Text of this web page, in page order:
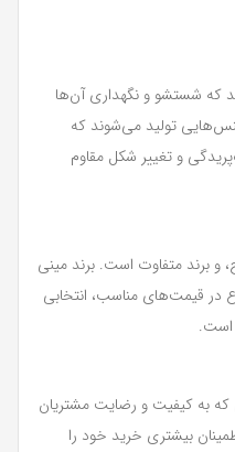
که شستشو و نگهداری آن‌ها
تولید می‌شوند که
و تغییر شکل مقاوم
برند متفاوت است. برند مینی
در قیمت‌های مناسب، انتخابی
است.
که به کیفیت و رضایت مشتریان
بیشتری خرید خود را